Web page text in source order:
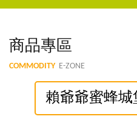
商品專區
COMMODITY E-ZONE
賴爺爺蜜蜂城